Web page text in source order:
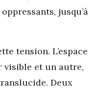
jusqu’à
tension. L’espace
visible et un autre,
Deux